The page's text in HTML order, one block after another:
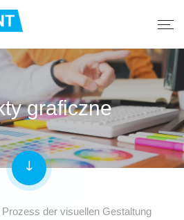
graficzne
der visuellen Gestaltung